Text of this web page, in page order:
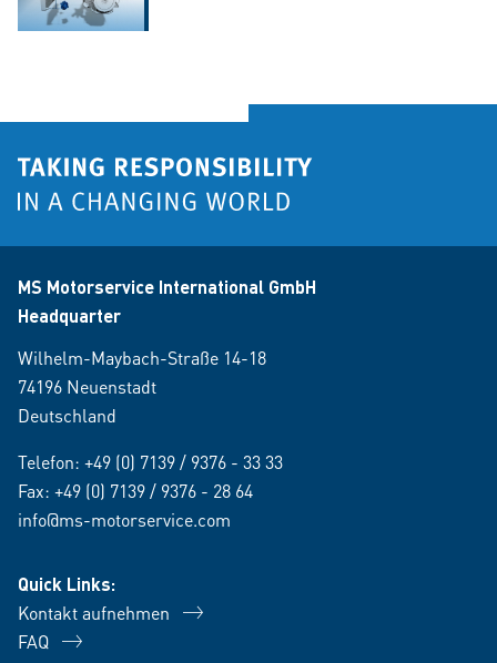
MS Motorservice International GmbH
Headquarter
Wilhelm-Maybach-Straße 14-18
74196 Neuenstadt
Deutschland
Telefon: +49 (0) 7139 / 9376 - 33 33
Fax: +49 (0) 7139 / 9376 - 28 64
info@ms-motorservice.com
Quick Links:
Kontakt aufnehmen
FAQ